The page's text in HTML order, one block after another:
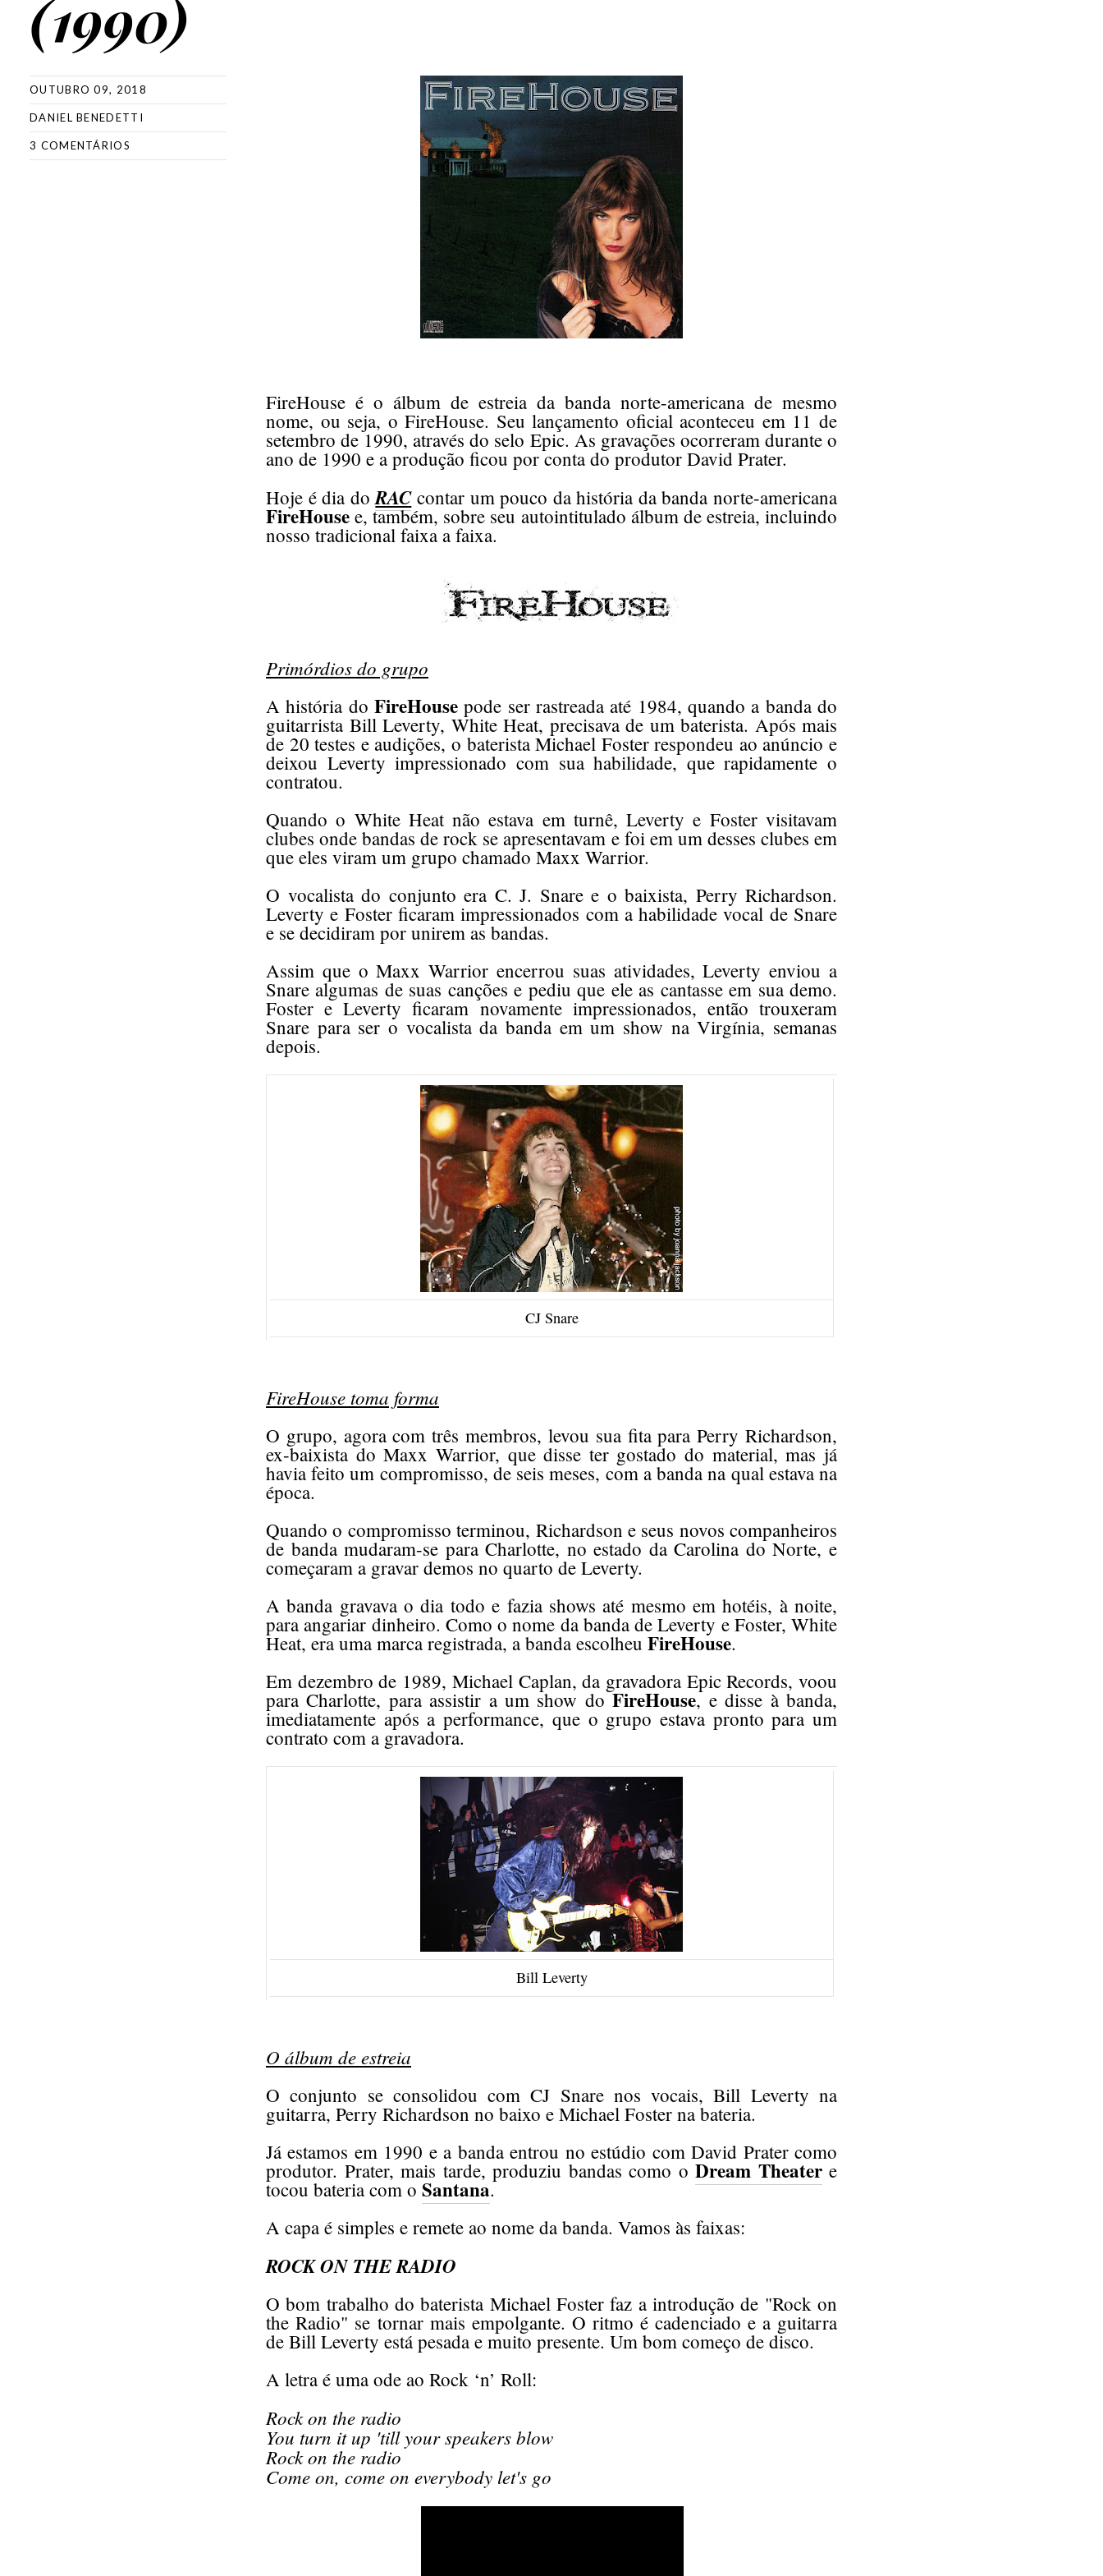
(1990)
OUTUBRO 09, 2018
DANIEL BENEDETTI
3 COMENTÁRIOS
FireHouse é o álbum de estreia da banda norte-americana de mesmo
nome, ou seja, o FireHouse. Seu lançamento oficial aconteceu em 11 de
setembro de 1990, através do selo Epic. As gravações ocorreram durante o
ano de 1990 e a produção ficou por conta do produtor David Prater.
Hoje é dia doRACcontar um pouco da história da banda norte-americana
FireHouse e, também, sobre seu autointitulado álbum de estreia, incluindo
nosso tradicional faixa a faixa.
Primórdios do grupo
A história do FireHouse pode ser rastreada até 1984, quando a banda do
guitarrista Bill Leverty, White Heat, precisava de um baterista. Após mais
de 20 testes e audições, o baterista Michael Foster respondeu ao anúncio e
deixou Leverty impressionado com sua habilidade, que rapidamente o
contratou.
Quando o White Heat não estava em turnê, Leverty e Foster visitavam
clubes onde bandas de rock se apresentavam e foi em um desses clubes em
que eles viram um grupo chamado Maxx Warrior.
O vocalista do conjunto era C. J. Snare e o baixista, Perry Richardson.
Leverty e Foster ficaram impressionados com a habilidade vocal de Snare
e se decidiram por unirem as bandas.
Assim que o Maxx Warrior encerrou suas atividades, Leverty enviou a
Snare algumas de suas canções e pediu que ele as cantasse em sua demo.
Foster e Leverty ficaram novamente impressionados, então trouxeram
Snare para ser o vocalista da banda em um show na Virgínia, semanas
depois.
CJ Snare
FireHouse toma forma
O grupo, agora com três membros, levou sua fita para Perry Richardson,
ex-baixista do Maxx Warrior, que disse ter gostado do material, mas já
havia feito um compromisso, de seis meses, com a banda na qual estava na
época.
Quando o compromisso terminou, Richardson e seus novos companheiros
de banda mudaram-se para Charlotte, no estado da Carolina do Norte, e
começaram a gravar demos no quarto de Leverty.
A banda gravava o dia todo e fazia shows até mesmo em hotéis, à noite,
para angariar dinheiro. Como o nome da banda de Leverty e Foster, White
Heat, era uma marca registrada, a banda escolheu FireHouse.
Em dezembro de 1989, Michael Caplan, da gravadora Epic Records, voou
para Charlotte, para assistir a um show doFireHouse, e disse à banda,
imediatamente após a performance, que o grupo estava pronto para um
contrato com a gravadora.
Bill Leverty
O álbum de estreia
O conjunto se consolidou com CJ Snare nos vocais, Bill Leverty na
guitarra, Perry Richardson no baixo e Michael Foster na bateria.
Já estamos em 1990 e a banda entrou no estúdio com David Prater como
produtor. Prater, mais tarde, produziu bandas como o Dream Theatere
tocou bateria com o Santana.
A capa é simples e remete ao nome da banda. Vamos às faixas:
ROCK ON THE RADIO
O bom trabalho do baterista Michael Foster faz a introdução de "Rock on
the Radio" se tornar mais empolgante. O ritmo é cadenciado e a guitarra
de Bill Leverty está pesada e muito presente. Um bom começo de disco.
A letra é uma ode ao Rock ‘n’ Roll:
Rock on the radio
You turn it up 'till your speakers blow
Rock on the radio
Come on, come on everybody let's go